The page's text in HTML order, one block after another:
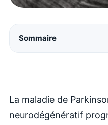
Sommaire
La maladie de
neurodégénératif